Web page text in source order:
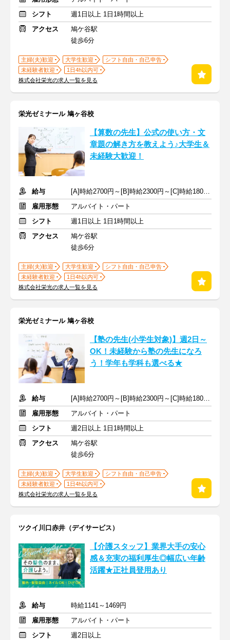
シフト
週1日以上 1日1時間以上
アクセス
鳩ケ谷駅
徒歩6分
主婦(夫)歓迎 大学生歓迎
シフト自由・自己申告
未経験者歓迎
1日4h以内可
株式会社栄光の求人一覧を見る
栄光ゼミナール 鳩ヶ谷校
【算数の先生】公式の使い方・文
章題の解き方を教えよう♪大学生＆
未経験大歓迎！
給与
[A]時給2700円～[B]時給2300円～[C]時給1800円～ ※手当含む
雇用形態
アルバイト・パート
シフト
週1日以上 1日1時間以上
アクセス
鳩ケ谷駅
徒歩6分
主婦(夫)歓迎 大学生歓迎
シフト自由・自己申告
未経験者歓迎
1日4h以内可
株式会社栄光の求人一覧を見る
栄光ゼミナール 鳩ヶ谷校
【塾の先生(小学生対象)】週2日～
OK！未経験から塾の先生になろ
う！学年も学科も選べる★
給与
[A]時給2700円～[B]時給2300円～[C]時給1800円～ ※手当含む
雇用形態
アルバイト・パート
シフト
週2日以上 1日1時間以上
アクセス
鳩ケ谷駅
徒歩6分
主婦(夫)歓迎 大学生歓迎
シフト自由・自己申告
未経験者歓迎
1日4h以内可
株式会社栄光の求人一覧を見る
ツクイ川口赤井（デイサービス）
【介護スタッフ】業界大手の安心
感＆充実の福利厚生◎幅広い年齢
活躍★正社員登用あり
給与
時給1141～1469円
雇用形態
アルバイト・パート
シフト
週2日以上